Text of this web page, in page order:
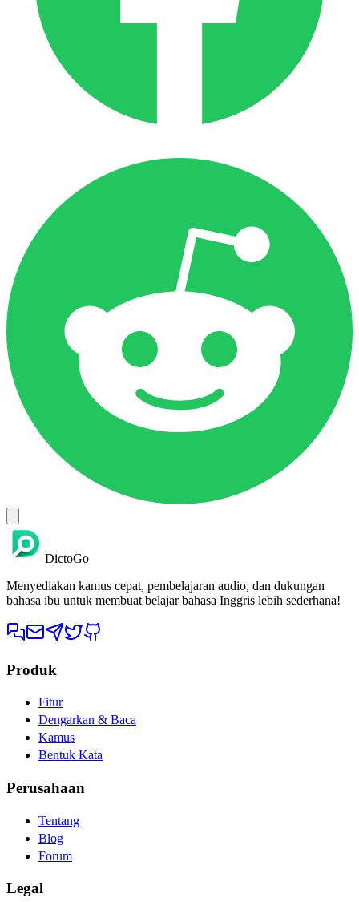
DictoGo
Menyediakan kamus cepat, pembelajaran audio, dan dukungan
bahasa ibu untuk membuat belajar bahasa Inggris lebih sederhana!
Produk
Fitur
Dengarkan & Baca
Kamus
Bentuk Kata
Perusahaan
Tentang
Blog
Forum
Legal